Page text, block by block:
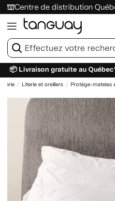
Centre de distribution
📦 Livraison gratuite au
literie Literie et oreillers Protège-matelas